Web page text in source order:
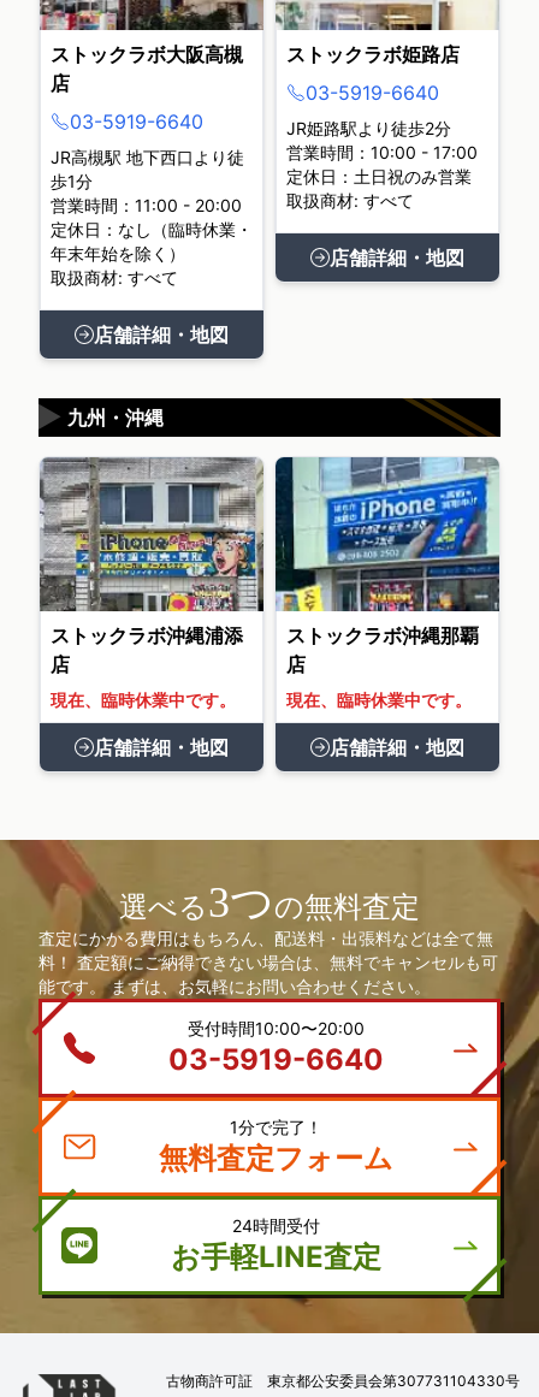
ストックラボ大阪高槻
店
03-5919-6640
JR高槻駅 地下西口より徒
歩1分
営業時間：11:00 - 20:00
定休日：なし（臨時休業・
年末年始を除く）
取扱商材: すべて
店舗詳細・地図
ストックラボ姫路店
03-5919-6640
JR姫路駅より徒歩2分
営業時間：10:00 - 17:00
定休日：土日祝のみ営業
取扱商材: すべて
店舗詳細・地図
九州・沖縄
▶
ストックラボ沖縄浦添
店
現在、臨時休業中です。
店舗詳細・地図
ストックラボ沖縄那覇
店
現在、臨時休業中です。
店舗詳細・地図
選べる3つの無料査定
査定にかかる費用はもちろん、配送料・出張料などは全て無
料！ 査定額にご納得できない場合は、無料でキャンセルも可
能です。 まずは、お気軽にお問い合わせください。
受付時間10:00〜20:00
03-5919-6640
1分で完了！
無料査定フォーム
24時間受付
お手軽LINE査定
古物商許可証 東京都公安委員会第307731104330号